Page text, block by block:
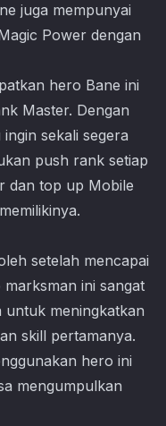
juga mempunyai
Power dengan
hero Bane ini
Master. Dengan
sekali segera
push rank setiap
dan top up Mobile
setelah mencapai
ini sangat
untuk meningkatkan
skill pertamanya.
hero ini
mengumpulkan